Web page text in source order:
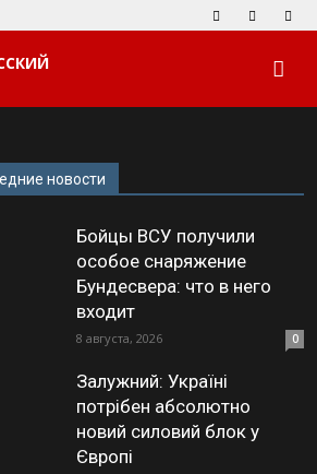
новости
Бойцы ВСУ получили
особое снаряжение
Бундесвера: что в него
входит
8 августа, 2026 0
Залужний: Україні
потрібен абсолютно
новий силовий блок у
Європі